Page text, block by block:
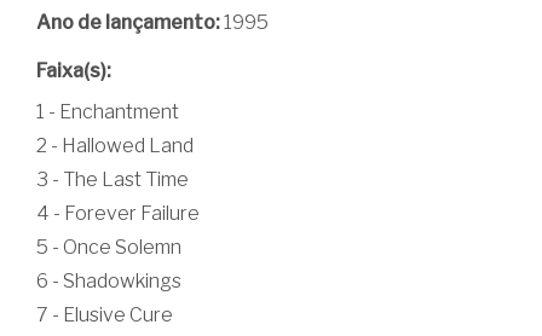
Ano de lançamento:1995
Faixa(s):
1 - Enchantment
2 - Hallowed Land
3 - The Last Time
4 - Forever Failure
5 - Once Solemn
6 - Shadowkings
7 - Elusive Cure